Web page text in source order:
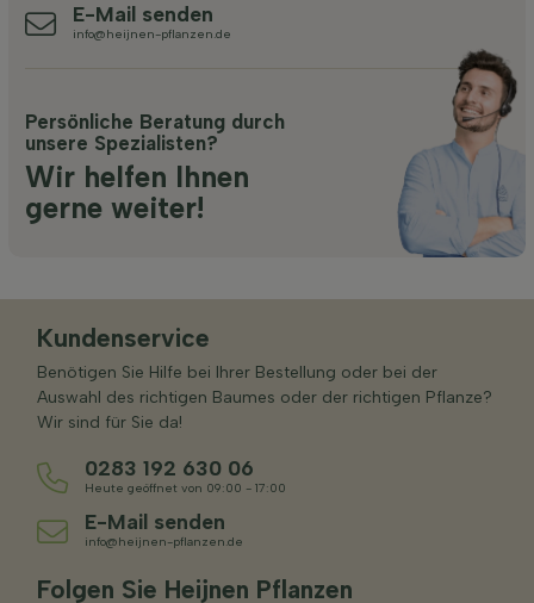
E-Mail senden
info@heijnen-pflanzen.de
Persönliche Beratung durch
unsere Spezialisten?
Wir helfen Ihnen
gerne weiter!
Kundenservice
Benötigen Sie Hilfe bei Ihrer Bestellung oder bei der
Auswahl des richtigen Baumes oder der richtigen Pflanze?
Wir sind für Sie da!
0283 192 630 06
Heute geöffnet von 09:00 - 17:00
E-Mail senden
info@heijnen-pflanzen.de
Folgen Sie Heijnen Pflanzen